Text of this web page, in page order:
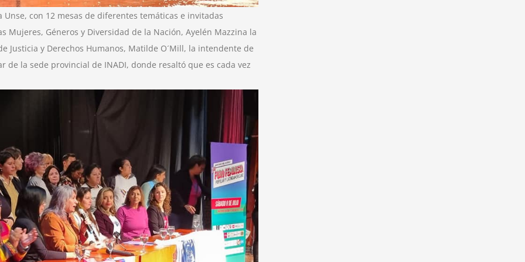
con 12 mesas de diferentes temáticas e invitadas
Géneros y Diversidad de la Nación, Ayelén Mazzina la
Justicia y Derechos Humanos, Matilde O´Mill, la intendente de
de la sede provincial de INADI, donde resaltó que es cada vez